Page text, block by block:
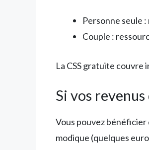
Personne seule
Couple :
La CSS gratuite couvre
Si vos
Vous pouvez bénéficier
modique (quelques